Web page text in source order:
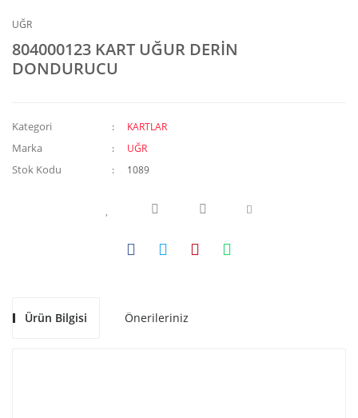
UĞR
804000123 KART UĞUR DERİN
DONDURUCU
Kategori KARTLAR
Marka UĞR
Stok Kodu 1089
Ürün Bilgisi Önerileriniz